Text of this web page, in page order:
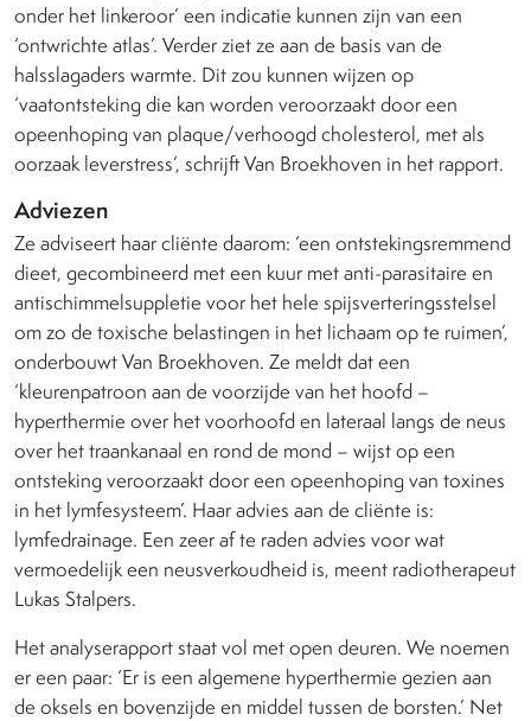
onder het linkeroor’ een indicatie kunnen zijn van een
‘ontwrichte atlas’. Verder ziet ze aan de basis van de
halsslagaders warmte. Dit zou kunnen wijzen op
‘vaatontsteking die kan worden veroorzaakt door een
opeenhoping van plaque/verhoogd cholesterol, met als
oorzaak leverstress’, schrijft Van Broekhoven in het rapport.
Adviezen
Ze adviseert haar cliënte daarom: ‘een ontstekingsremmend
dieet, gecombineerd met een kuur met anti-parasitaire en
antischimmelsuppletie voor het hele spijsverteringsstelsel
om zo de toxische belastingen in het lichaam op te ruimen’,
onderbouwt Van Broekhoven. Ze meldt dat een
‘kleurenpatroon aan de voorzijde van het hoofd –
hyperthermie over het voorhoofd en lateraal langs de neus
over het traankanaal en rond de mond – wijst op een
ontsteking veroorzaakt door een opeenhoping van toxines
in het lymfesysteem’. Haar advies aan de cliënte is:
lymfedrainage. Een zeer af te raden advies voor wat
vermoedelijk een neusverkoudheid is, meent radiotherapeut
Lukas Stalpers.
Het analyserapport staat vol met open deuren. We noemen
er een paar: ‘Er is een algemene hyperthermie gezien aan
de oksels en bovenzijde en middel tussen de borsten.’ Net